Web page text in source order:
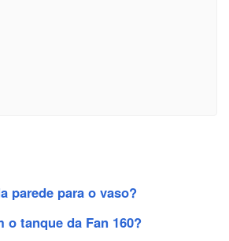
parede para o vaso?
tanque da Fan 160?